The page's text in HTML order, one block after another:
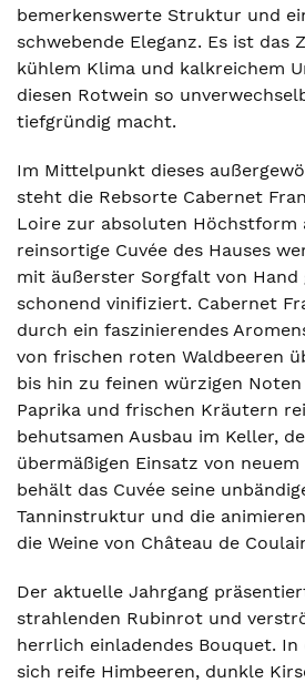
bemerkenswerte Struktur und
schwebende Eleganz. Es ist das
kühlem Klima und kalkreichem
diesen Rotwein so
tiefgründig macht.
Im Mittelpunkt dieses
steht die Rebsorte Cabernet
Loire zur absoluten Höchstform
reinsortige Cuvée des Hauses
mit äußerster Sorgfalt von Hand
schonend vinifiziert. Cabernet
durch ein faszinierendes
von frischen roten Waldbeeren
bis hin zu feinen würzigen
Paprika und frischen Kräutern
behutsamen Ausbau im Keller,
übermäßigen Einsatz von
behält das Cuvée seine
Tanninstruktur und die
die Weine von Château de
Der aktuelle Jahrgang
strahlenden Rubinrot und
herrlich einladendes Bouquet. In
sich reife Himbeeren, dunkle